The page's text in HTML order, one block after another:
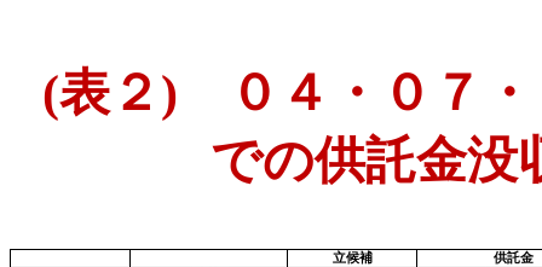
(表２ ) ０４・０７・
での供託金没
立候補 供託金